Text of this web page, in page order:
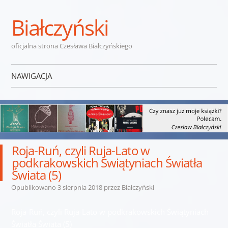
Białczyński
oficjalna strona Czesława Białczyńskiego
NAWIGACJA
Roja-Ruń, czyli Ruja-Lato w
podkrakowskich Świątyniach Światła
Świata (5)
Opublikowano 3 sierpnia 2018przez Białczyński